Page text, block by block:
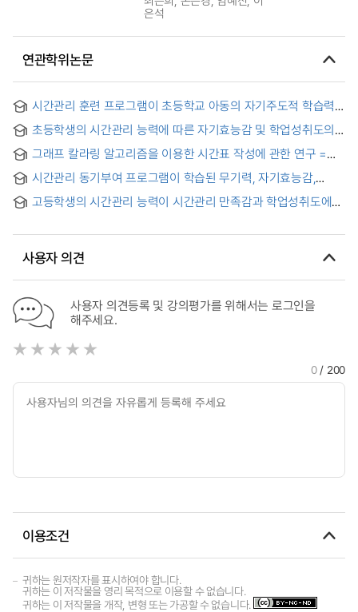
은석
연관학위논문
시간관리 훈련 프로그램이 초등학교 아동의 자기주도적 학습력
management training program on self-directed learning
and self-control in elementary-school children
초등학생의 시간관리 능력에 따른 자기효능감 및 학업성취도의
그래프 칼라링 알고리즘을 이용한 시간표 작성에 관한 연구 =
with variance of Time-Length
시간관리 동기부여 프로그램이 학습된 무기력, 자기효능감,
고등학생의 시간관리 능력이 시간관리 만족감과 학업성취도에
사용자 의견
사용자 의견등록 및 강의평가를 위해서는 로그인을
해주세요.
0/ 200
이용조건
귀하는 원저작자를 표시하여야 합니다.
귀하는 이 저작물을 영리 목적으로 이용할 수 없습니다.
귀하는 이 저작물을 개작, 변형 또는 가공할 수 없습니다.